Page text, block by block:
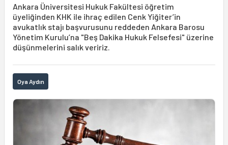
Ankara Üniversitesi Hukuk Fakültesi öğretim
üyeliğinden KHK ile ihraç edilen Cenk Yiğiter’in
avukatlık stajı başvurusunu reddeden Ankara Barosu
Yönetim Kurulu’na "Beş Dakika Hukuk Felsefesi" üzerine
düşünmelerini salık veririz.
Oya Aydın